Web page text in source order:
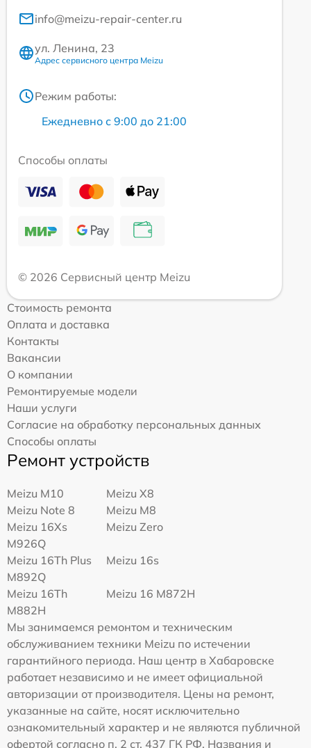
info@meizu-repair-center.ru
ул. Ленина, 23
Адрес сервисного центра Meizu
Режим работы:
Ежедневно с 9:00 до 21:00
Способы оплаты
© 2026 Сервисный центр Meizu
Стоимость ремонта
Оплата и доставка
Контакты
Вакансии
О компании
Ремонтируемые модели
Наши услуги
Согласие на обработку персональных данных
Способы оплаты
Ремонт устройств
Meizu M10
Meizu X8
Meizu Note 8
Meizu M8
Meizu 16Xs
M926Q
Meizu Zero
Meizu 16Th Plus
M892Q
Meizu 16s
Meizu 16Th
M882H
Meizu 16 M872H
Мы занимаемся ремонтом и техническим
обслуживанием техники Meizu по истечении
гарантийного периода. Наш центр в Хабаровске
работает независимо и не имеет официальной
авторизации от производителя. Цены на ремонт,
указанные на сайте, носят исключительно
ознакомительный характер и не являются публичной
офертой согласно п. 2 ст. 437 ГК РФ. Названия и